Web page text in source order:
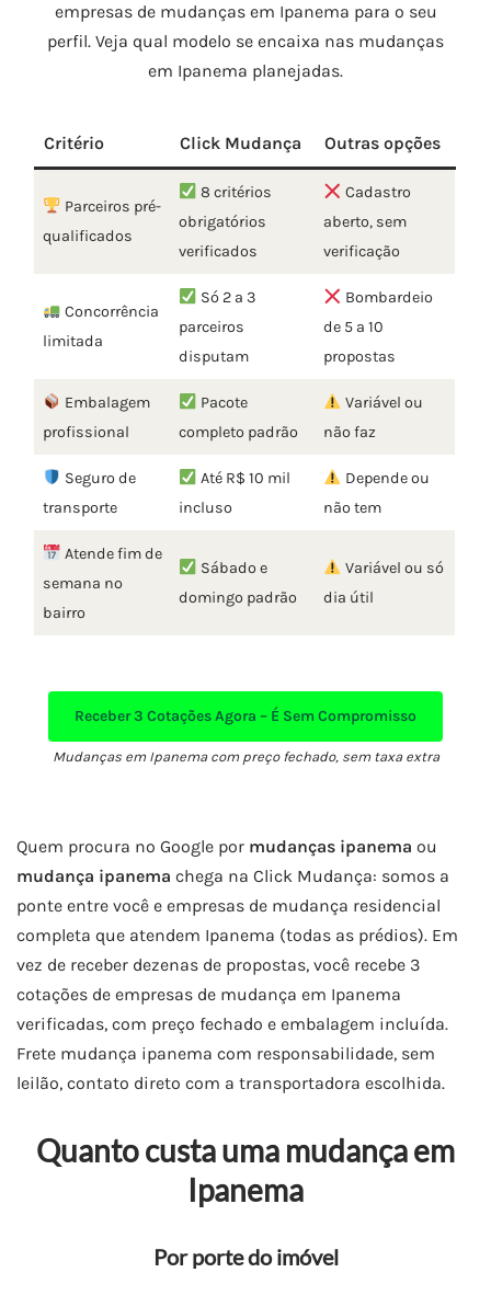
empresas de mudanças em Ipanema para o seu
perfil. Veja qual modelo se encaixa nas mudanças
em Ipanema planejadas.
Critério Click Mudança Outras opções
Parceiros pré-
qualificados
8 critérios
obrigatórios
verificados
Cadastro
aberto, sem
verificação
Concorrência
limitada
Só 2 a 3
parceiros
disputam
Bombardeio
de 5 a 10
propostas
Embalagem
profissional
Pacote
completo padrão
Variável ou
não faz
Seguro de
transporte
Até R$ 10 mil
incluso
Depende ou
não tem
Atende fim de
semana no
bairro
Sábado e
domingo padrão
Variável ou só
dia útil
Receber3 Cotações Agora – É Sem Compromisso
Mudanças em Ipanema com preço fechado, sem taxa extra
Quem procura no Google por mudanças ipanema ou
mudança ipanema chega na Click Mudança: somos a
ponte entre você e empresas de mudança residencial
completa que atendem Ipanema (todas as prédios). Em
vez de receber dezenas de propostas, você recebe 3
cotações de empresas de mudança em Ipanema
verificadas, com preço fechado e embalagem incluída.
Frete mudança ipanema com responsabilidade, sem
leilão, contato direto com a transportadora escolhida.
Quanto custa uma mudança em
Ipanema
Por porte do imóvel